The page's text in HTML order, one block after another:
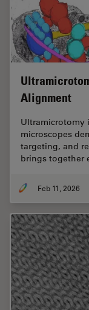
Alignment
Ultramicrotomy
microscopes
targeting, and
brings together
Feb 11, 2026